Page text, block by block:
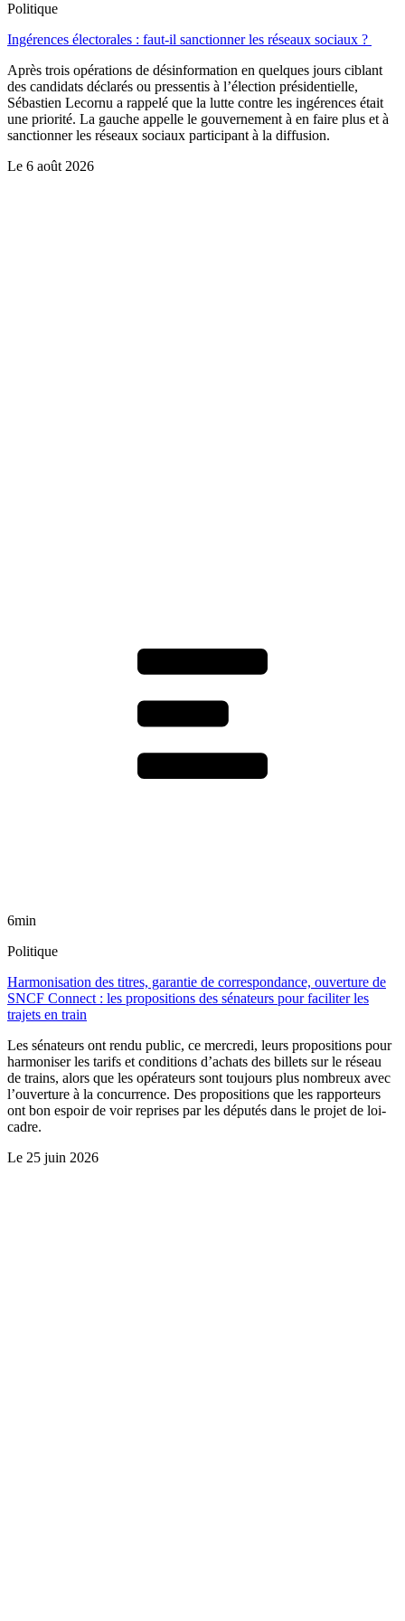
Politique
Ingérences électorales : faut-il sanctionner les réseaux sociaux ?
Après trois opérations de désinformation en quelques jours ciblant
des candidats déclarés ou pressentis à l’élection présidentielle,
Sébastien Lecornu a rappelé que la lutte contre les ingérences était
une priorité. La gauche appelle le gouvernement à en faire plus et à
sanctionner les réseaux sociaux participant à la diffusion.
Le 6 août 2026
6min
Politique
Harmonisation des titres, garantie de correspondance, ouverture de
SNCF Connect : les propositions des sénateurs pour faciliter les
trajets en train
Les sénateurs ont rendu public, ce mercredi, leurs propositions pour
harmoniser les tarifs et conditions d’achats des billets sur le réseau
de trains, alors que les opérateurs sont toujours plus nombreux avec
l’ouverture à la concurrence. Des propositions que les rapporteurs
ont bon espoir de voir reprises par les députés dans le projet de loi-
cadre.
Le 25 juin 2026